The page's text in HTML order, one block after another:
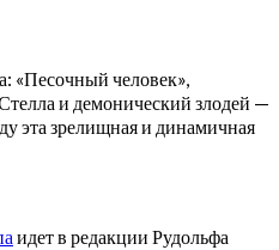
«Песочный человек»,
и демонический злодей —
эта зрелищная и динамичная
идет в редакции Рудольфа